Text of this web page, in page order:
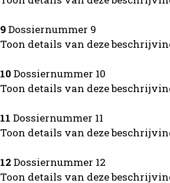
9Dossiernummer 9
Toon details van deze
10 Dossiernummer 10
Toon details van deze
11 Dossiernummer 11
Toon details van deze
12 Dossiernummer 12
Toon details van deze